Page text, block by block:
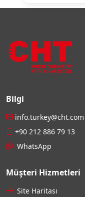
Bilgi
info.turkey@cht.com
+90 212 886 79 13
WhatsApp
Müşteri Hizmetleri
Site Haritası